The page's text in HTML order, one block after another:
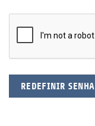
REDEFINIR SENHA